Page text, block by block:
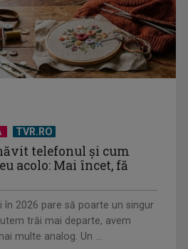
TVR.RO
telefonul și cum
acolo: Mai încet, fă
2026 pare să poarte un singur
trăi mai departe, avem
multe analog. Un ...